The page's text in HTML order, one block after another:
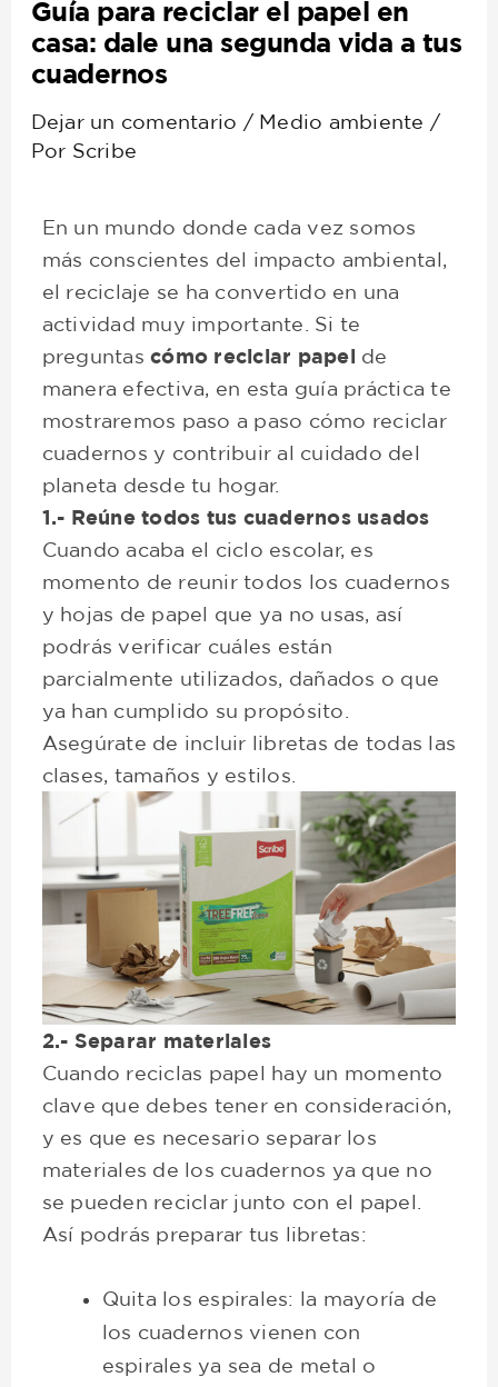
Guía para reciclar el papel en
casa: dale una segunda vida a tus
cuadernos
Dejar un comentario / Medio ambiente /
Por Scribe
En un mundo donde cada vez somos
más conscientes del impacto ambiental,
el reciclaje se ha convertido en una
actividad muy importante. Si te
preguntas cómo reciclar papel de
manera efectiva, en esta guía práctica te
mostraremos paso a paso cómo reciclar
cuadernos y contribuir al cuidado del
planeta desde tu hogar.
1.- Reúne todos tus cuadernos usados
Cuando acaba el ciclo escolar, es
momento de reunir todos los cuadernos
y hojas de papel que ya no usas, así
podrás verificar cuáles están
parcialmente utilizados, dañados o que
ya han cumplido su propósito.
Asegúrate de incluir libretas de todas las
clases, tamaños y estilos.
2.- Separar materiales
Cuando reciclas papel hay un momento
clave que debes tener en consideración,
y es que es necesario separar los
materiales de los cuadernos ya que no
se pueden reciclar junto con el papel.
Así podrás preparar tus libretas:
Quita los espirales: la mayoría de
los cuadernos vienen con
espirales ya sea de metal o